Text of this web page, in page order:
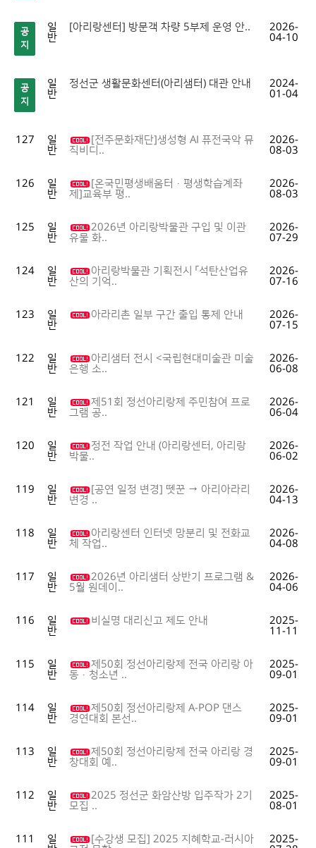
공
지
일
반
[아리랑센터] 방문객 차량 5부제 운영 안..
2026-
04-10
공
지
일
반
정선군 생활문화센터(아리샘터) 대관 안내
2024-
01-04
127
일
반
[전주문화재단]생성형 AI 퓨전국악 뮤
직비디..
2026-
08-03
126
일
반
[온국민평생배움터·평생학습계좌
제]교육부 평..
2026-
08-03
125
일
반
2026년 아리랑박물관 구입 및 이관
유물 화..
2026-
07-29
124
일
반
아리랑박물관 기획전시 「석탄산업유
산의 기억..
2026-
07-16
123
일
반
아라리촌 일부 구간 출입 통제 안내
2026-
07-15
122
일
반
아리샘터 전시 <국립현대미술관 미술
은행 소..
2026-
06-08
121
일
반
제51회 정선아리랑제 주민참여 프로
그램 공..
2026-
06-04
120
일
반
정전 작업 안내 (아리랑센터, 아리랑
박물..
2026-
06-02
119
일
반
[공연 일정 변경] 뗏꾼 → 아리아라리
변경 ..
2026-
04-13
118
일
반
아리랑센터 인터넷 망분리 및 전화교
체 작업..
2026-
04-08
117
일
반
2026년 아리샘터 상반기 프로그램 &
5월 원데이..
2026-
04-06
116
일
반
비실명 대리신고 제도 안내
2025-
11-11
115
일
반
제50회 정선아리랑제 전국 아리랑 아
동·청소년 ..
2025-
09-01
114
일
반
제50회 정선아리랑제 A-POP 댄스
경연대회 본선..
2025-
09-01
113
일
반
제50회 정선아리랑제 전국 아리랑 경
창대회 예..
2025-
09-01
112
일
반
2025 정선군 화암산방 입주작가 2기
모집 ..
2025-
08-01
111
일
[수강생 모집] 2025 지혜학교-러시아
2025-